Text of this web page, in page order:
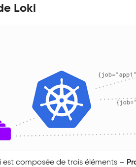
Loki
est composée de trois éléments –